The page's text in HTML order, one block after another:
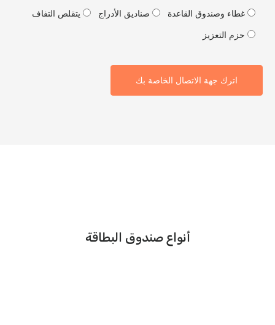
غطاء وصندوق القاعدة
صناديق الأدراج
يتقلص التفاف
حزم التعزيز
اترك جهة الاتصال الخاصة بك
أنواع صندوق البطاقة